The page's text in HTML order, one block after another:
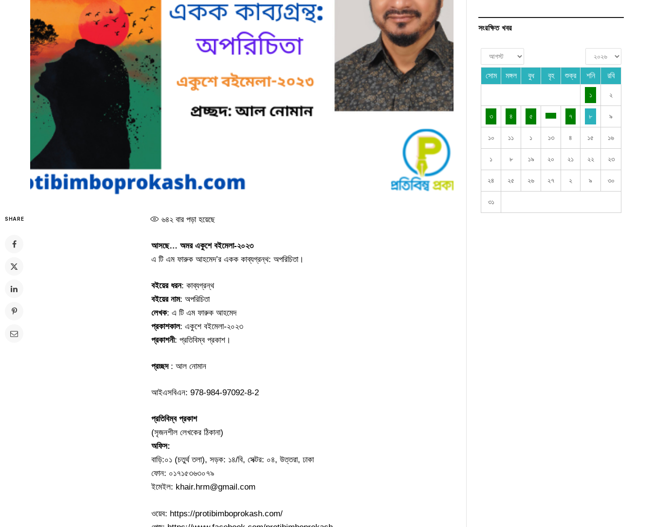
SHARE ৬৪২ বার পড়া হয়েছে
আসছে… অমর একুশে বইমেলা-২০২৩
এ টি এম ফারুক আহমেদ’র একক কাব্যগ্রন্থ: অপরিচিতা।
বইয়ের ধরন: কাব্যগ্রন্থ
বইয়ের নাম: অপরিচিতা
লেখক: এ টি এম ফারুক আহমেদ
প্রকাশকাল: একুশে বইমেলা-২০২৩
প্রকাশনী: প্রতিবিম্ব প্রকাশ।
প্রচ্ছদ: আল নোমান
আইএসবিএন: 978-984-97092-8-2
প্রতিবিম্ব প্রকাশ
(সৃজনশীল লেখকের ঠিকানা)
অফিস:
বাড়ি:০১ (চতুর্থ তলা), সড়ক: ১৪/বি, সেক্টর: ০৪, উত্তরা, ঢাকা
ফোন: ০১৭১৫৩৬৩০৭৯
ইমেইল: khair.hrm@gmail.com
ওয়েব: https://protibimboprokash.com/
সংরক্ষিত খবর
সোম মঙ্গল বুধ বৃহ শুক্র শনি রবি
১ ২
৩ ৪ ৫ ৭ ৮ ৯
১০ ১১ ১ ১৩ ৪ ১৫ ১৬
১ ৮ ১৯ ২০ ২১ ২২ ২৩
২৪ ২৫ ২৬ ২৭ ২ ৯ ৩০
৩১